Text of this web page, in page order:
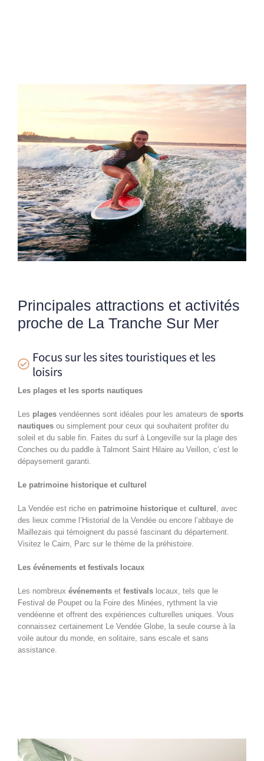
Principales attractions et activités
proche de La Tranche Sur Mer
Focus sur les sites touristiques et les
loisirs
Les plages et les sports nautiques
Les plages vendéennes sont idéales pour les amateurs de sports
nautiques ou simplement pour ceux qui souhaitent profiter du
soleil et du sable fin. Faites du surf à Longeville sur la plage des
Conches ou du paddle à Talmont Saint Hilaire au Veillon, c’est le
dépaysement garanti.
Le patrimoine historique et culturel
La Vendée est riche en patrimoine historique et culturel
, avec
des lieux comme l’Historial de la Vendée ou encore l’abbaye de
Maillezais qui témoignent du passé fascinant du département.
Visitez le Cairn, Parc sur le thème de la préhistoire.
Les événements et festivals locaux
Les nombreux événements et festivals locaux, tels que le
Festival de Poupet ou la Foire des Minées, rythment la vie
vendéenne et offrent des expériences culturelles uniques. Vous
connaissez certainement Le Vendée Globe, la seule course à la
voile autour du monde, en solitaire, sans escale et sans
assistance.